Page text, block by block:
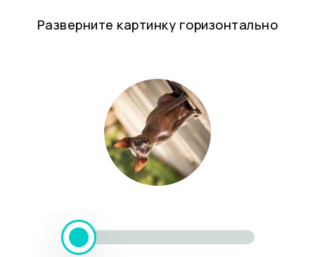
Разверните картинку горизонтально